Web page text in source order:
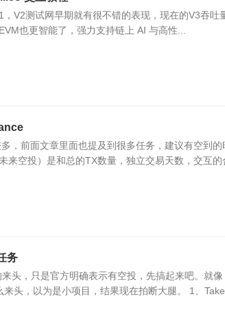
V2测试网早期就有很不错的表现，现在的V3吞吐
也更智能了，强力支持链上 AI 与高性...
，前面文章里面也提及到很多任务，建议有空到的
来空投）是和总的TX数量，独立交易天数，交互的
务
头，只是官方明确表示有空投，先搞起来吧。就像
头，以为是小项目，结果现在拍断大腿。 1、